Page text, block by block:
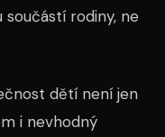
rodiny, ne
dětí není jen
i nevhodný